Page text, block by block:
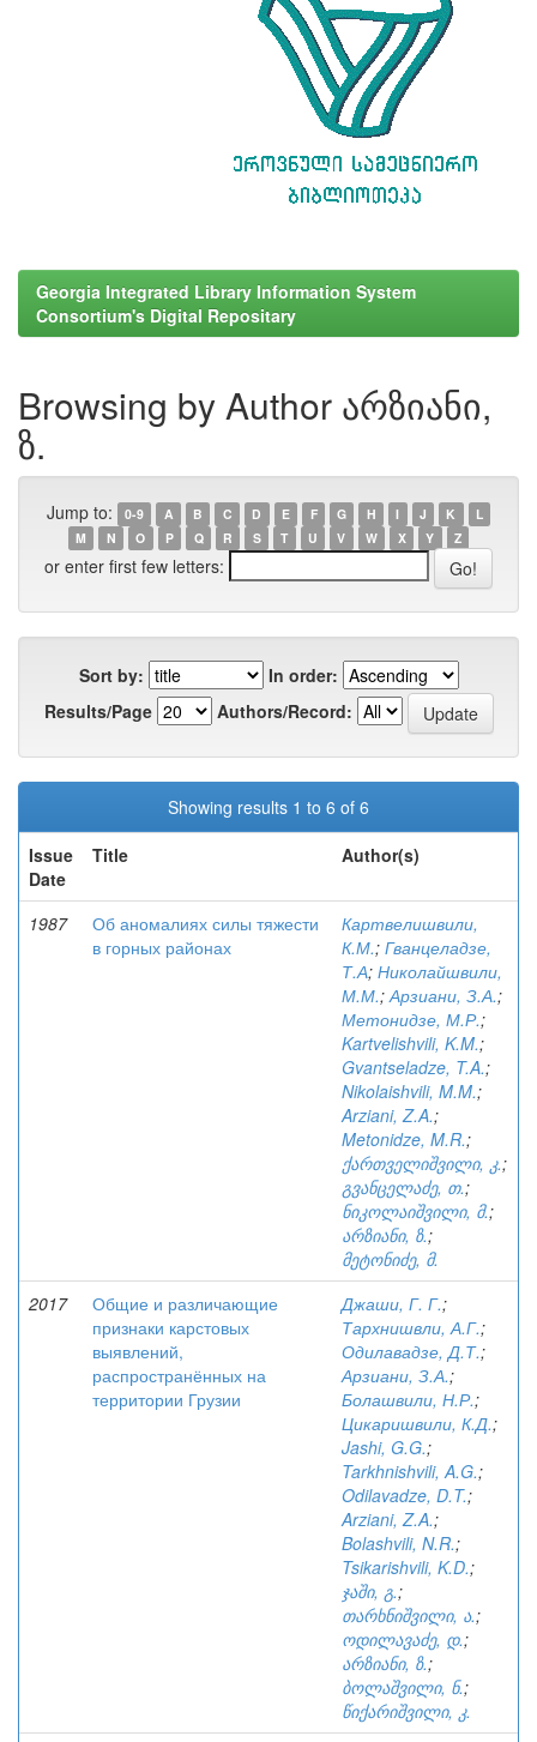
Georgia Integrated Library Information System
Consortium's Digital Repositary
Browsing by Author არზიანი,
ზ.
Jump to: 0-9 A B C D E F G H I J K
L
M
N O P Q R S T U V W X Y Z
or enter first few letters:
Sort by:
In order:
Results/Page
Authors/Record:
Showing results 1 to 6 of 6
Issue
Date
Title Author(s)
1987
Об аномалиях силы тяжести
в горных районах
Картвелишвили,
К.М.; Гванцеладзе,
Т.А; Николайшвили,
М.М.;Арзиани, З.А.;
Метонидзе, М.Р.;
Kartvelishvili, K.M.;
Gvantseladze, T.A.;
Nikolaishvili, M.M.;
Arziani, Z.A.;
Metonidze, M.R.;
ქართველიშვილი, კ.;
გვანცელაძე, თ.;
ნიკოლაიშვილი, მ.;
არზიანი, ზ.;
მეტონიძე, მ.
2017
Общие и различающие
признаки карстовых
выявлений,
распространённых на
территории Грузии
Джаши, Г. Г.;
Тархнишвли, А.Г.;
Одилавадзе, Д.Т.;
Арзиани, З.А.;
Болашвили, Н.Р.;
Цикаришвили, К.Д.;
Jashi, G.G.;
Tarkhnishvili, A.G.;
Odilavadze, D.T.;
Arziani, Z.A.;
Bolashvili, N.R.;
Tsikarishvili, K.D.;
ჯაში, გ.;
თარხნიშვილი, ა.;
ოდილავაძე, დ.;
არზიანი, ზ.;
ბოლაშვილი, ნ.;
წიქარიშვილი, კ.